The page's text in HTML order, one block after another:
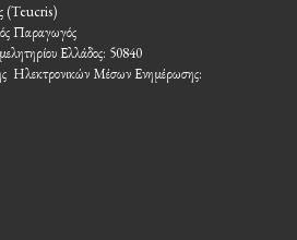
(Teucris)
Παραγωγός
Ελλάδος: 50840
Ηλεκτρονικών Μέσων Ενημέρωσης: